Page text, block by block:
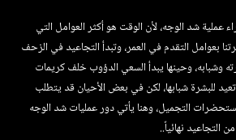
عملية شد الوجه، لأن الوقت هو أكثر العوامل التي
بعوامل التقدم في العمر، وتبدأ التجاعيد في الزحف
وشبابه، وحينها يبدأ السعي الدؤوب خلف كريمات
للبشرة شبابها، لكن في بعض الأحيان قد يتطلب
التجميل، وهنا يأتي دور عمليات شد الوجه
التجاعيد نهائياً..